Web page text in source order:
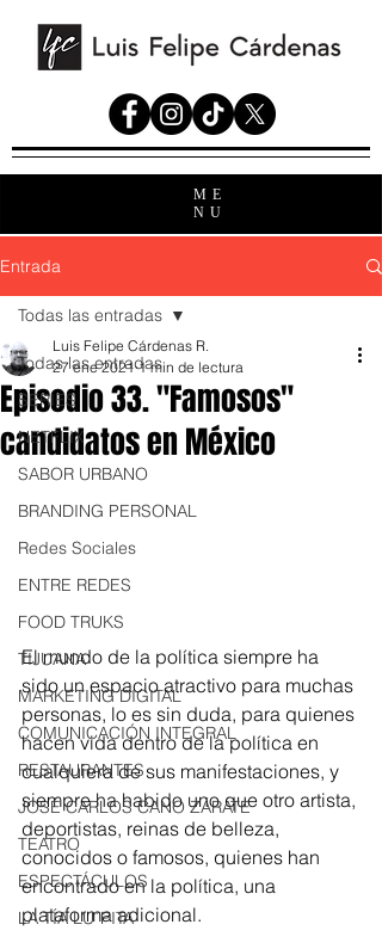
ME
NU
Entrada
Todas las entradas
SERIES
NETFLIX
SABOR URBANO
BRANDING PERSONAL
Redes Sociales
ENTRE REDES
FOOD TRUKS
TIJUANA
MARKETING DIGITAL
COMUNICACIÓN INTEGRAL
RESTAURANTES
JOSÉ CARLOS CANO ZÁRATE
TEATRO
ESPECTÁCULOS
LA TÍA LU´PITA
Todas las entradas
Episodio 33. "Famosos"
candidatos en México
Luis Felipe Cárdenas R.
27 ene 2021 1 min de lectura
El mundo de la política siempre ha
sido un espacio atractivo para muchas
personas, lo es sin duda, para quienes
hacen vida dentro de la política en
cualquiera de sus manifestaciones, y
siempre ha habido uno que otro artista,
deportistas, reinas de belleza,
conocidos o famosos, quienes han
encontrado en la política, una
plataforma adicional.